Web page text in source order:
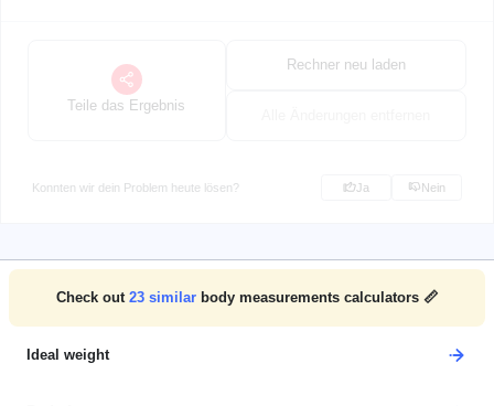
Teile das Ergebnis
Rechner neu laden
Konnten wir dein Problem heute lösen? Ja Nein
Check out 23 similar body measurements calculators 📏
Ideal weight